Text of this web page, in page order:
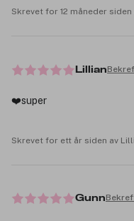
Skrevet for 12 måneder siden
Lillian
❤️super
Skrevet for ett år siden av
Gunn